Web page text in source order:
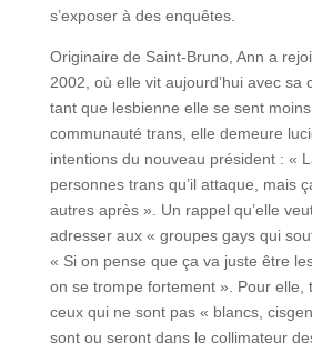
s’exposer à des enquêtes.
Originaire de Saint-Bruno, Ann a
2002, où elle vit aujourd’hui avec sa
tant que lesbienne elle se sent
communauté trans, elle demeure
intentions du nouveau président : «
personnes trans qu’il attaque, mais
autres après ». Un rappel qu’elle
adresser aux « groupes gays qui
« Si on pense que ça va juste être
on se trompe fortement ». Pour elle,
ceux qui ne sont pas « blancs,
sont ou seront dans le collimateur